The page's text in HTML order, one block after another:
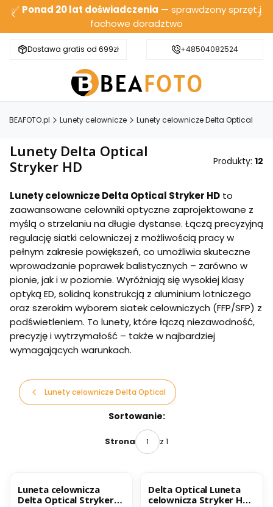
✅ Ponad 20 lat doświadczenia — sprawdzony sprzęt i
fachowe doradztwo
Dostawa gratis od 699zł Bezpieczna wysyłka
+48504082524
BEAFOTO.pl Lunety celownicze Lunety celownicze Delta Optical
Lunety Delta Optical
Stryker HD
Produkty: 12
Lunety celownicze Delta Optical Stryker HD to
zaawansowane celowniki optyczne zaprojektowane z
myślą o strzelaniu na długie dystanse. Łączą precyzyjną
regulację siatki celowniczej z możliwością pracy w
pełnym zakresie powiększeń, co umożliwia skuteczne
wprowadzanie poprawek balistycznych – zarówno w
pionie, jak i w poziomie. Wyróżniają się wysokiej klasy
optyką ED, solidną konstrukcją z aluminium lotniczego
oraz szerokim wyborem siatek celowniczych (FFP/SFP) z
podświetleniem. To lunety, które łączą niezawodność,
precyzję i wytrzymałość – także w najbardziej
wymagających warunkach.
Lunety celownicze Delta Optical
Sortowanie:
Strona z 1
Luneta celownicza
Delta Optical Stryker
Delta Optical Luneta
celownicza Stryker HD